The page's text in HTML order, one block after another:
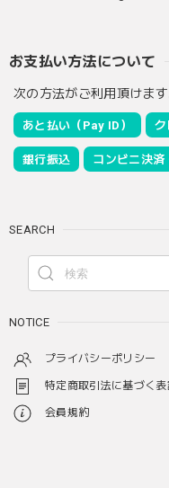
お支払い方法について
次の方法がご利用頂けます
あと払い（Pay ID） ク
銀行振込 コンビニ決
SEARCH
NOTICE
プライバシーポリシー
特定商取引法に基づく表
会員規約